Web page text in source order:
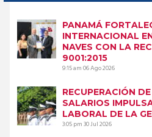
PANAMÁ
INTERNACIONAL
NAVES CON LA
9001:2015
9:15 am06 Ago 2026
RECUPERACIÓN
SALARIOS
LABORAL DE LA
3:05 pm30 Jul 2026